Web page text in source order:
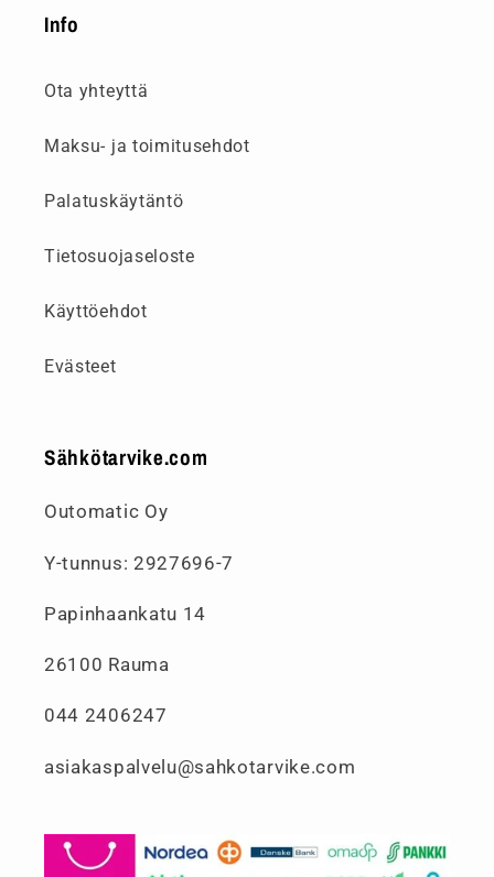
Info
Ota yhteyttä
Maksu- ja toimitusehdot
Palatuskäytäntö
Tietosuojaseloste
Käyttöehdot
Evästeet
Sähkötarvike.com
Outomatic Oy
Y-tunnus: 2927696-7
Papinhaankatu 14
26100 Rauma
044 2406247
asiakaspalvelu@sahkotarvike.com